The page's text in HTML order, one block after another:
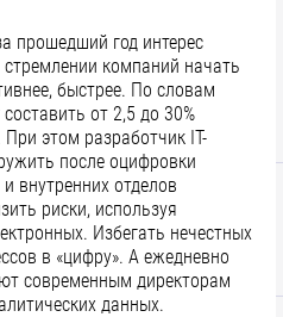
прошедший год интерес
компаний начать
быстрее. По словам
от 2,5 до 30%
этом разработчик IT-
после оцифровки
внутренних отделов
риски, используя
Избегать нечестных
в «цифру». А ежедневно
современным директорам
данных.